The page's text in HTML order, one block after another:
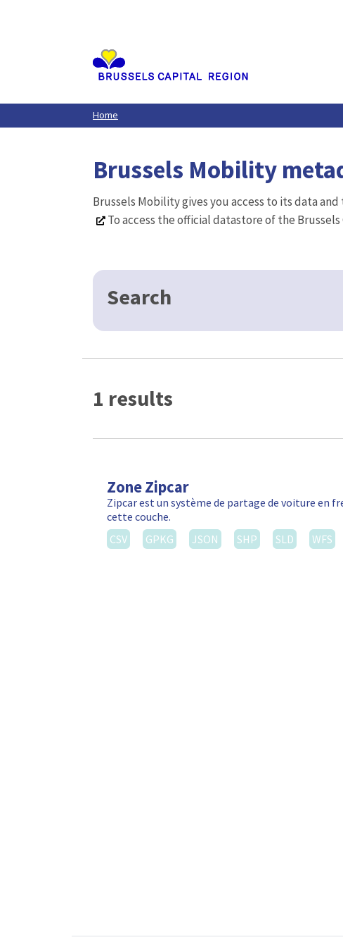
Home
Brussels Mobility
Brussels Mobility gives you access to its data
To access the official datastore of the
Search
1 results
Zone Zipcar
Zipcar est un système de partage de voiture en
cette couche.
CSV
GPKG JSON SHP SLD WFS